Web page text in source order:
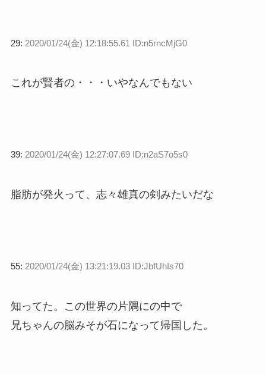
29: 2020/01/24(金) 12:18:55.61 ID:n5rncMjG0
これが賢者の・・・いやなんでもない
39: 2020/01/24(金) 12:27:07.69 ID:n2aS7o5s0
脂肪が発火って、志々雄真の剣みたいだな
55: 2020/01/24(金) 13:21:19.03 ID:JbfUhIs70
知ってた。この世界の片隅にの中で
兄ちゃんの脳みそが石になって帰国した。